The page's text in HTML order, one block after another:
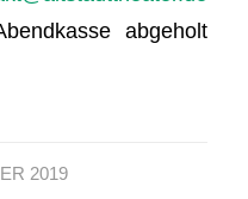
abgeholt
2019